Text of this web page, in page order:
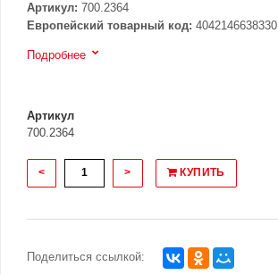
Артикул: 700.2364
Европейский товарный код: 4042146638330
Подробнее
Артикул
700.2364
< > КУПИТЬ
Поделиться ссылкой: